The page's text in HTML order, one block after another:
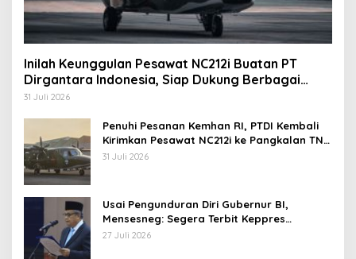
Inilah Keunggulan Pesawat NC212i Buatan PT
Dirgantara Indonesia, Siap Dukung Berbagai
Operasi TNI
31 Juli 2026
Penuhi Pesanan Kemhan RI, PTDI Kembali
Kirimkan Pesawat NC212i ke Pangkalan TNI
AU
31 Juli 2026
Usai Pengunduran Diri Gubernur BI,
Mensesneg: Segera Terbit Keppres
Pemberhentian dengan Hormat
27 Juli 2026